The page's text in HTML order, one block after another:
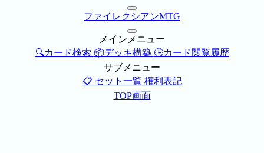
ファイレクシアンMTG
メインメニュー
🔍カード検索 📦デッキ構築 🕒カード閲覧履歴
サブメニュー
📋 セット一覧 権利表記
TOP画面